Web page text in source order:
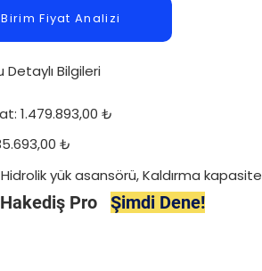
Fiyat Analizi
Detaylı Bilgileri
1.479.893,00 ₺
₺
yük asansörü, Kaldırma
Hakediş Pro Şimdi Dene!